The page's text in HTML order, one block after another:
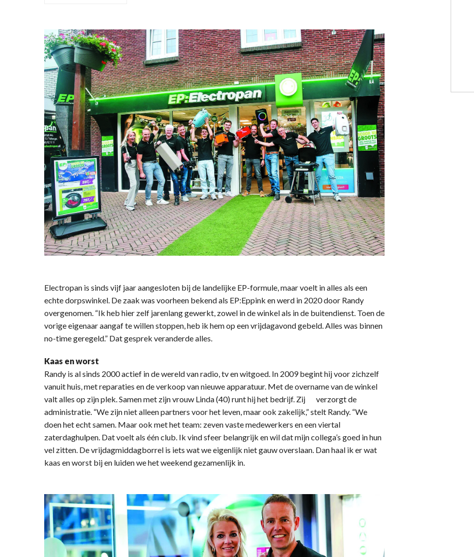
Electropan is sinds vijf jaar aangesloten bij de landelijke EP-formule, maar voelt in alles als een
echte dorpswinkel. De zaak was voorheen bekend als EP:Eppink en werd in 2020 door Randy
overgenomen. “Ik heb hier zelf jarenlang gewerkt, zowel in de winkel als in de buitendienst. Toen de
vorige eigenaar aangaf te willen stoppen, heb ik hem op een vrijdagavond gebeld. Alles was binnen
no-time geregeld.” Dat gesprek veranderde alles.
Kaas en worst
Randy is al sinds 2000 actief in de wereld van radio, tv en witgoed. In 2009 begint hij voor zichzelf
vanuit huis, met reparaties en de verkoop van nieuwe apparatuur. Met de overname van de winkel
valt alles op zijn plek. Samen met zijn vrouw Linda (40) runt hij het bedrijf. Zij verzorgt de
administratie. “We zijn niet alleen partners voor het leven, maar ook zakelijk,” stelt Randy. “We
doen het echt samen. Maar ook met het team: zeven vaste medewerkers en een viertal
zaterdaghulpen. Dat voelt als één club. Ik vind sfeer belangrijk en wil dat mijn collega’s goed in hun
vel zitten. De vrijdagmiddagborrel is iets wat we eigenlijk niet gauw overslaan. Dan haal ik er wat
kaas en worst bij en luiden we het weekend gezamenlijk in.